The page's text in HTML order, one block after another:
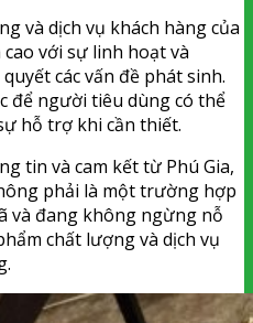
và dịch vụ khách hàng của
với sự linh hoạt và
các vấn đề phát sinh.
để người tiêu dùng có thể
hỗ trợ khi cần thiết.
tin và cam kết từ Phú Gia,
phải là một trường hợp
và đang không ngừng nỗ
chất lượng và dịch vụ